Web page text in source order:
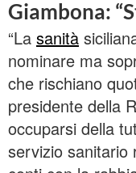
Giambona:
“La sanità
nominare ma
che rischiano
presidente della
occuparsi della
servizio sanitario